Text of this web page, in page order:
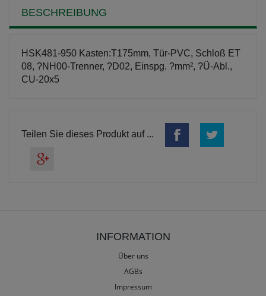
BESCHREIBUNG
HSK481-950 Kasten:T175mm, Tür-PVC, Schloß ET
08, ?NH00-Trenner, ?D02, Einspg. ?mm², ?Ü-Abl.,
CU-20x5
Teilen Sie dieses Produkt auf ...
INFORMATION
Über uns
AGBs
Impressum